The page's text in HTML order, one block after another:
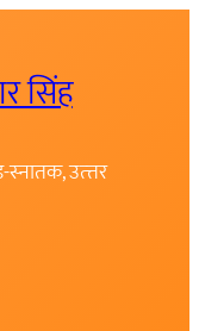
सिंह
उत्त्तर